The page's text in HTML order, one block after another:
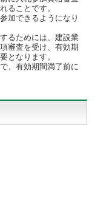
ることです。
加できるようになり
るためには、建設業
審査を受け、有効期
となります。
、有効期間満了前に